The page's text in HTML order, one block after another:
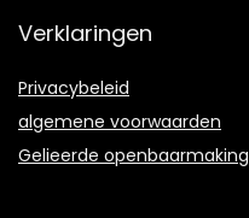
Verklaringen
Privacybeleid
algemene voorwaarden
Gelieerde openbaarmaking